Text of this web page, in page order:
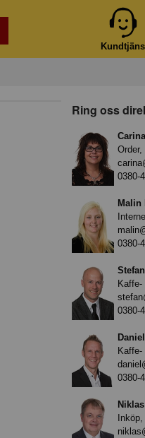
Ring oss
0380-
Malin
0380-
Kaffe-
0380-
Kaffe-
0380-